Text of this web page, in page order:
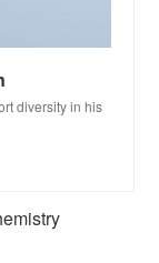
diversity in his